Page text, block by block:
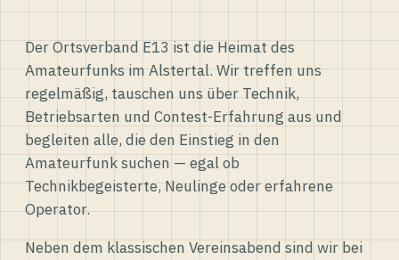
Der Ortsverband E13 ist die Heimat des
Amateurfunks im Alstertal. Wir treffen uns
regelmäßig, tauschen uns über Technik,
Betriebsarten und Contest-Erfahrung aus und
begleiten alle, die den Einstieg in den
Amateurfunk suchen — egal ob
Technikbegeisterte, Neulinge oder erfahrene
Operator.
Neben dem klassischen Vereinsabend sind wir bei